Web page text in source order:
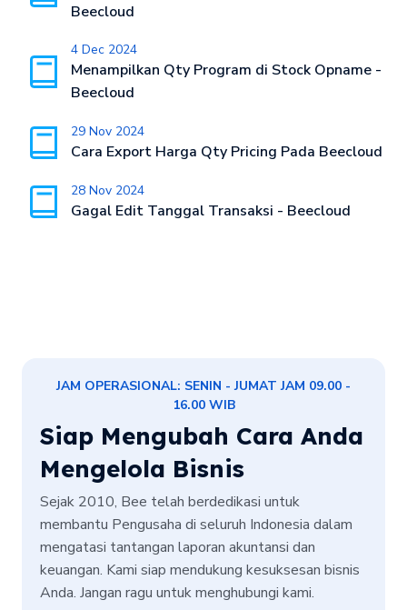
Beecloud
4 Dec 2024
Menampilkan Qty Program di Stock Opname -
Beecloud
29 Nov 2024
Cara Export Harga Qty Pricing Pada Beecloud
28 Nov 2024
Gagal Edit Tanggal Transaksi - Beecloud
JAM OPERASIONAL: SENIN - JUMAT JAM 09.00 -
16.00 WIB
Siap Mengubah Cara Anda
Mengelola Bisnis
Sejak 2010, Bee telah berdedikasi untuk
membantu Pengusaha di seluruh Indonesia dalam
mengatasi tantangan laporan akuntansi dan
keuangan. Kami siap mendukung kesuksesan bisnis
Anda. Jangan ragu untuk menghubungi kami.